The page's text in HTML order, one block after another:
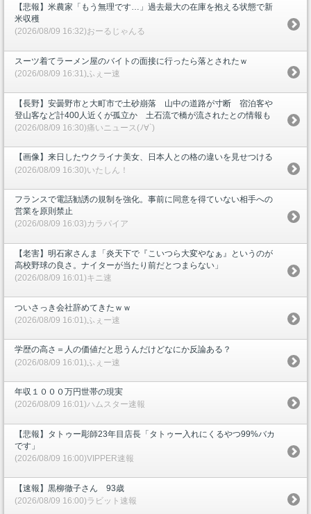
【悲報】米農家「もう無理です…」過去最大の在庫を抱える状態で新
米収穫
(2026/08/09 16:32)おーるじゃんる
スーツ着てラーメン屋のバイトの面接に行ったら落とされたｗ
(2026/08/09 16:31)ふぇー速
【長野】安曇野市と大町市で土砂崩落 山中の道路が寸断 宿泊客や
登山客など計400人近くが孤立か 土石流で橋が流されたとの情報も
(2026/08/09 16:30)痛いニュース(ﾉ∀`)
【画像】来日したウクライナ美女、日本人との格の違いを見せつける
(2026/08/09 16:30)いたしん！
フランスで電話勧誘の規制を強化。事前に同意を得ていない相手への
営業を原則禁止
(2026/08/09 16:03)カラパイア
【老害】明石家さんま「炎天下で『こいつら大変やなぁ』というのが
高校野球の良さ。ナイターが当たり前だとつまらない」
(2026/08/09 16:01)キニ速
ついさっき会社辞めてきたｗｗ
(2026/08/09 16:01)ふぇー速
学歴の高さ＝人の価値だと思うんだけどなにか反論ある？
(2026/08/09 16:01)ふぇー速
年収１０００万円世帯の現実
(2026/08/09 16:01)ハムスター速報
【悲報】タトゥー彫師23年目店長「タトゥー入れにくるやつ99%バカ
です」
(2026/08/09 16:00)VIPPER速報
【速報】黒柳徹子さん 93歳
(2026/08/09 16:00)ラビット速報